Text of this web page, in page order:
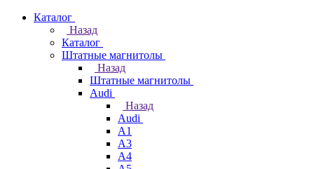
Каталог
Назад
Каталог
Штатные магнитолы
Назад
Штатные магнитолы
Audi
Назад
Audi
A1
A3
A4